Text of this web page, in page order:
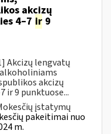
akcizų
4–7 ir 9
Akcizų lengvatų
akcizų
ir 9 punktuose...
įstatymų
pakeitimai nuo
m.